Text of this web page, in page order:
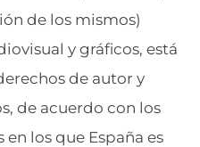
de los mismos)
y gráficos, está
de autor y
de acuerdo con los
los que España es